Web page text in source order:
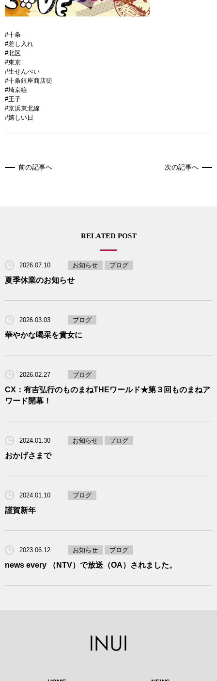
#十条
#差し入れ
#北区
#東京
#生せんべい
#十条銀座商店街
#埼京線
#王子
#京浜東北線
#嬉しい日
前の記事へ 次の記事へ
RELATED POST
2026.07.10 お知らせ ブログ
夏季休業のお知らせ
2026.03.03 ブログ
華やかな喝采を貴女に
2026.02.27 ブログ
CX：有吉弘行のものまねTHEワールド★第３回ものまねア
ワード開幕！
2024.01.30 お知らせ ブログ
おかげさまで
2024.01.10 ブログ
謹賀新年
2023.06.12 お知らせ ブログ
news every （NTV）で放送（OA）されました。